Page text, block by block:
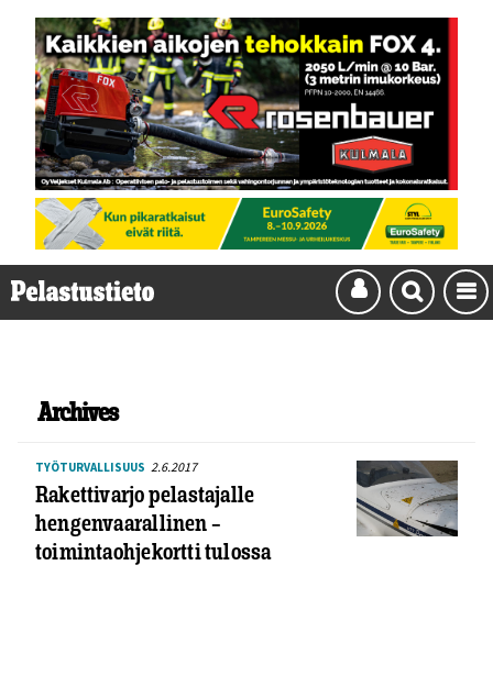
Archives
TYÖTURVALLISUUS 2.6.2017
Rakettivarjo pelastajalle
hengenvaarallinen –
toimintaohjekortti tulossa